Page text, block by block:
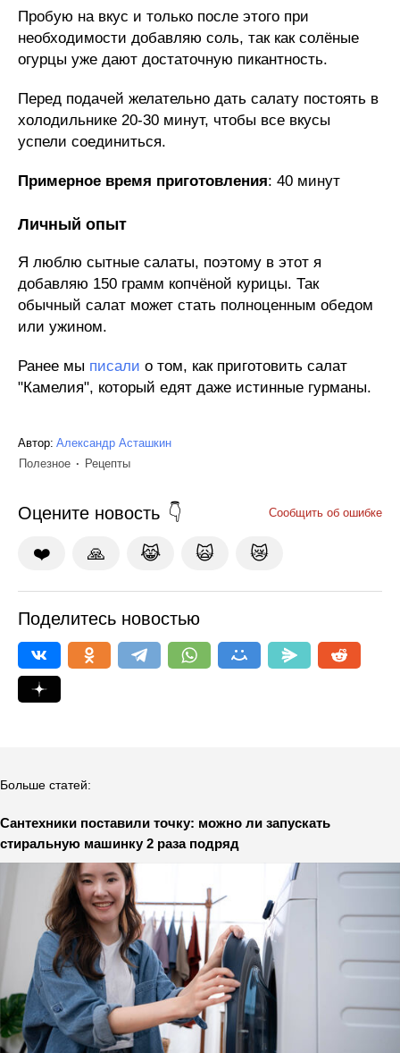
Пробую на вкус и только после этого при
необходимости добавляю соль, так как солёные
огурцы уже дают достаточную пикантность.
Перед подачей желательно дать салату постоять в
холодильнике 20-30 минут, чтобы все вкусы
успели соединиться.
Примерное время приготовления: 40 минут
Личный опыт
Я люблю сытные салаты, поэтому в этот я
добавляю 150 грамм копчёной курицы. Так
обычный салат может стать полноценным обедом
или ужином.
Ранее мы писали о том, как приготовить салат
"Камелия", который едят даже истинные гурманы.
Автор: Александр Асташкин
Полезное
Рецепты
Оцените новость Сообщить об ошибке
❤️ 🙏 😹 🙀 😿
Поделитесь новостью
Больше статей:
Сантехники поставили точку: можно ли запускать
стиральную машинку 2 раза подряд